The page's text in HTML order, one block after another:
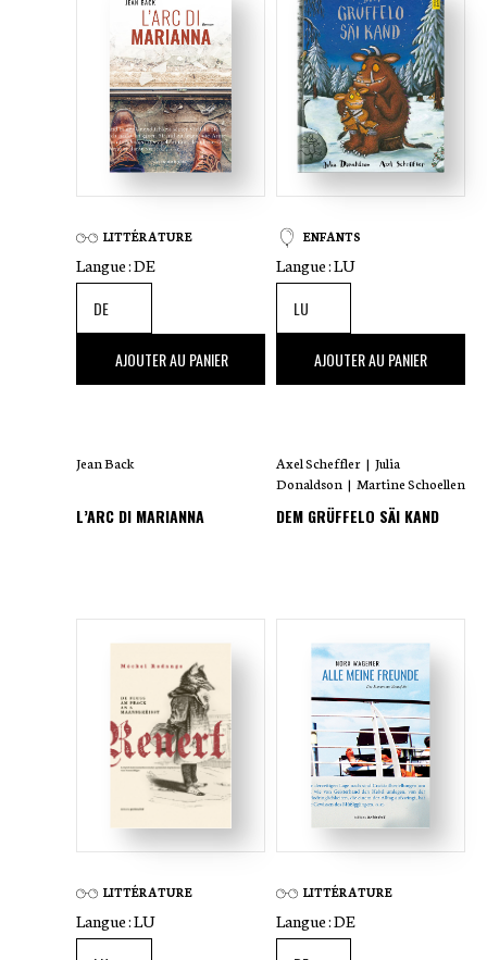
LITTÉRATURE
Langue :DE
,00 €
AJOUTER AU PANIER
Jean Back
L’ARC DI MARIANNA
ENFANTS
Langue :LU
,00 €AJOUTER AU PANIER
Axel Scheffler | Julia
Donaldson | Martine Schoellen
DEM GRÜFFELO SÄI KAND
LITTÉRATURE
Langue :LU
LITTÉRATURE
Langue :DE